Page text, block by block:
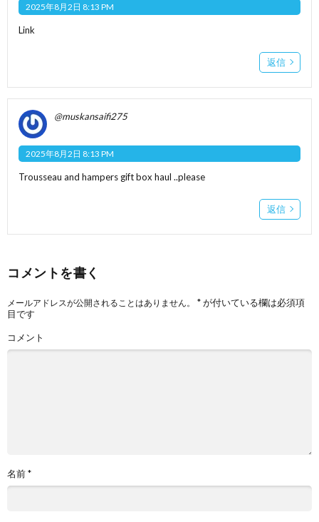
2025年8月2日 8:13 PM
Link
返信
@muskansaifi275
2025年8月2日 8:13 PM
Trousseau and hampers gift box haul ..please
返信
コメントを書く
メールアドレスが公開されることはありません。 *が付いている欄は必須項
目です
コメント
名前*